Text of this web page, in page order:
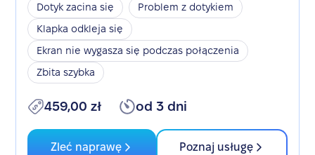
Dotyk zacina się
Problem z dotykiem
Klapka odkleja się
Ekran nie wygasza się podczas połączenia
Zbita szybka
459,00 zł od 3 dni
Zleć naprawę Poznaj usługę